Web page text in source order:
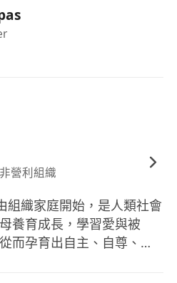
發展教育課程經驗。
時，三天工作（週六可能
日須工作。
營利組織
組織家庭開始，是人類社會
養育成長，學習愛與被
而孕育出自主、自尊、自